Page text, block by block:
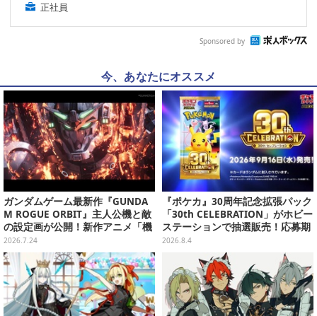
正社員
Sponsored by
今、あなたにオススメ
ガンダムゲーム最新作『GUNDA
M ROGUE ORBIT』主人公機と敵
の設定画が公開！新作アニメ「機
動戦士ガンダムRG アレックスゼ
ロ」の約100年後を描く作品に
2026.7.24
『ポケカ』30周年記念拡張パック
「30th CELEBRATION」がホビー
ステーションで抽選販売！応募期
間は8月6日23時59分まで
2026.8.4